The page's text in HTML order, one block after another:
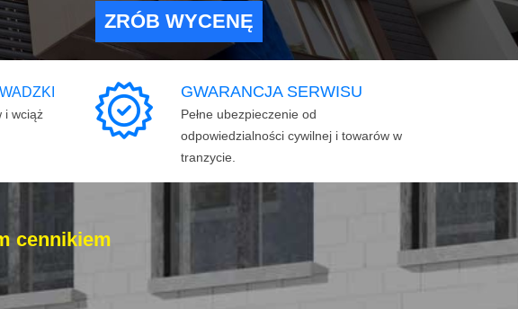
ZRÓB WYCENĘ
i wciąż
GWARANCJA SERWISU
Pełne ubezpieczenie od
odpowiedzialności cywilnej i towarów w
tranzycie.
cennikiem